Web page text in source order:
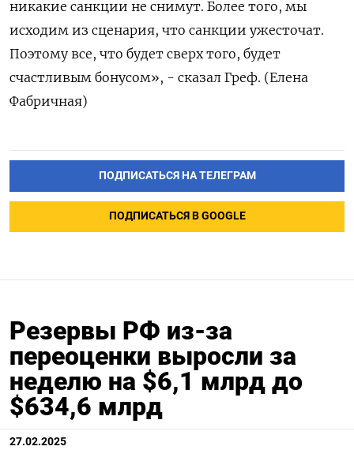
никакие санкции не снимут. Более того, мы
исходим из сценария, что санкции ужесточат.
Поэтому все, что будет сверх того, будет
счастливым бонусом», - сказал Греф. (Елена
Фабричная)
ПОДПИСАТЬСЯ НА ТЕЛЕГРАМ
ПОДПИСАТЬСЯ В GOOGLE
Резервы РФ из-за
переоценки выросли за
неделю на $6,1 млрд до
$634,6 млрд
27.02.2025